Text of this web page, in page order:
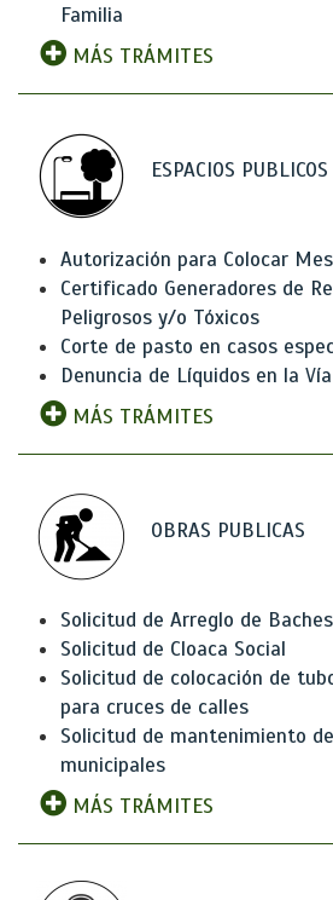
Familia
MÁS TRÁMITES
ESPACIOS
Autorización para Colocar
Certificado Generadores de
Peligrosos y/o Tóxicos
Corte de pasto en casos
Denuncia de Líquidos en la
MÁS TRÁMITES
OBRAS PUBLICAS
Solicitud de Arreglo de Baches
Solicitud de Cloaca Social
Solicitud de colocación de
para cruces de calles
Solicitud de mantenimiento
municipales
MÁS TRÁMITES